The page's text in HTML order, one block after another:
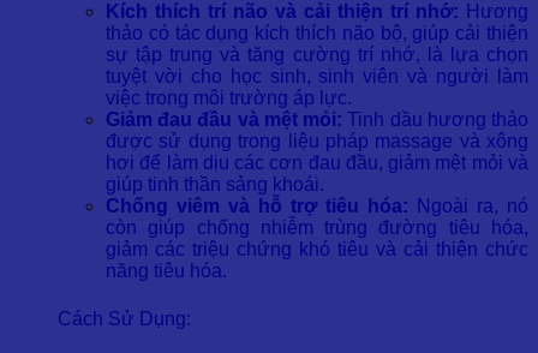
Kích thích trí não và cải thiện trí nhớ: Hương
thảo có tác dụng kích thích não bộ, giúp cải thiện
sự tập trung và tăng cường trí nhớ, là lựa chọn
tuyệt vời cho học sinh, sinh viên và người làm
việc trong môi trường áp lực.
Giảm đau đầu và mệt mỏi: Tinh dầu hương thảo
được sử dụng trong liệu pháp massage và xông
hơi để làm dịu các cơn đau đầu, giảm mệt mỏi và
giúp tinh thần sảng khoái.
Chống viêm và hỗ trợ tiêu hóa: Ngoài ra, nó
còn giúp chống nhiễm trùng đường tiêu hóa,
giảm các triệu chứng khó tiêu và cải thiện chức
năng tiêu hóa.
Cách Sử Dụng: